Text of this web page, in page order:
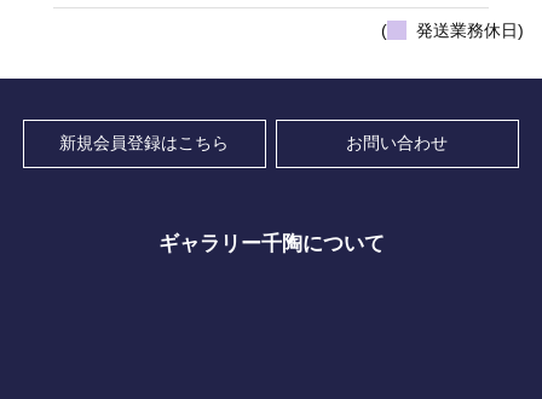
( 発送業務休日)
新規会員登録はこちら お問い合わせ
ギャラリー千陶について